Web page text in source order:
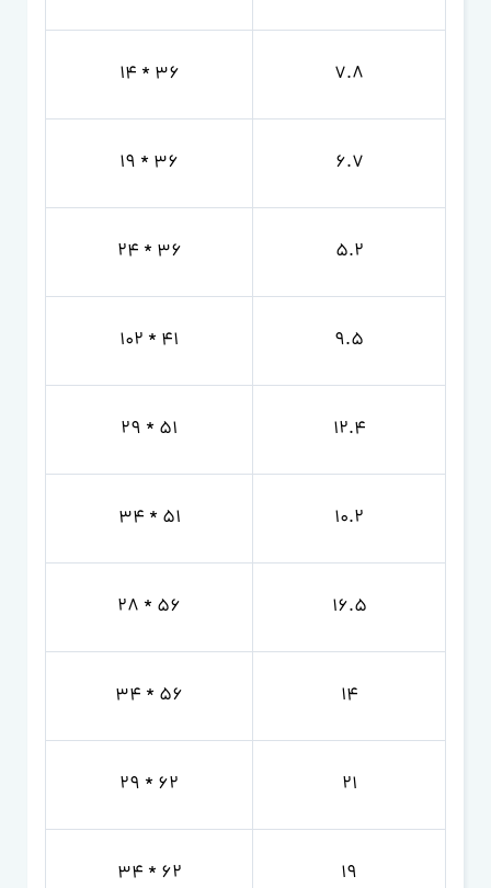
7.8
36 * 14
6.7
36 * 19
5.2
36 * 24
9.5
41 * 102
12.4
51 * 29
10.2
51 * 34
16.5
56 * 28
14
56 * 34
21
62 * 29
19
62 * 34